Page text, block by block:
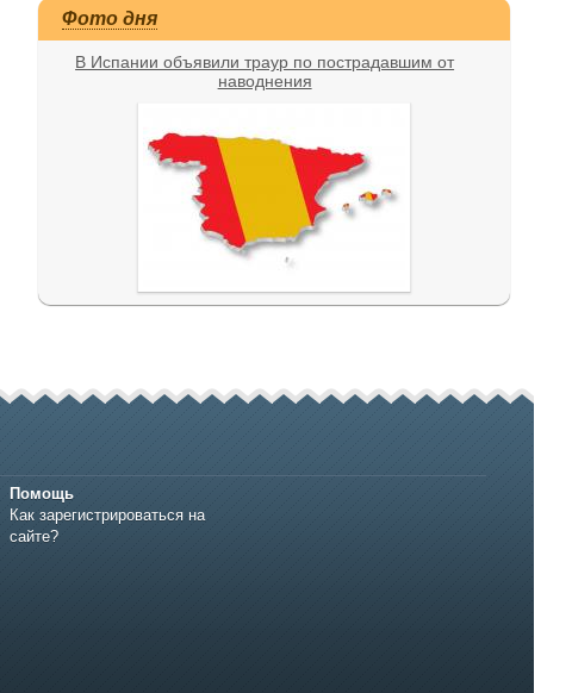
Фото дня
В Испании объявили траур по пострадавшим от
наводнения
Помощь
Как зарегистрироваться на
сайте?